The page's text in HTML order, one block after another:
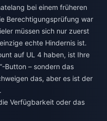
bei einem früheren
Berechtigungsprüfung war
müssen sich nur zuerst
echte Hindernis ist.
auf UL 4 haben, ist Ihre
Button – sondern das
das, aber es ist der
Verfügbarkeit oder das